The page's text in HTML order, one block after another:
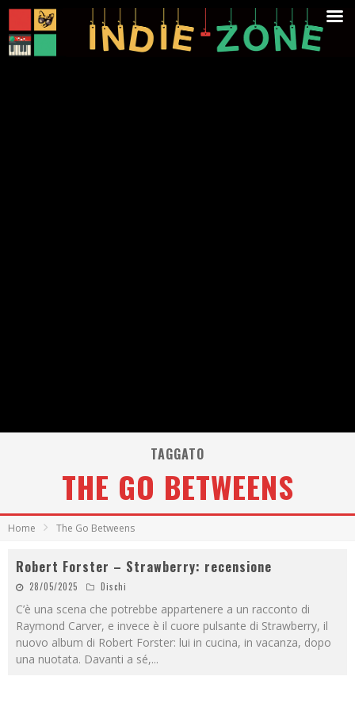
TAGGATO
THE GO BETWEENS
Home The Go Betweens
Robert Forster – Strawberry: recensione
28/05/2025 Dischi
C’è una scena che potrebbe appartenere a un racconto di
Raymond Carver, e invece è il cuore pulsante di Strawberry, il
nuovo album di Robert Forster: lui in cucina, in vacanza, dopo
una nuotata. Davanti a sé,...